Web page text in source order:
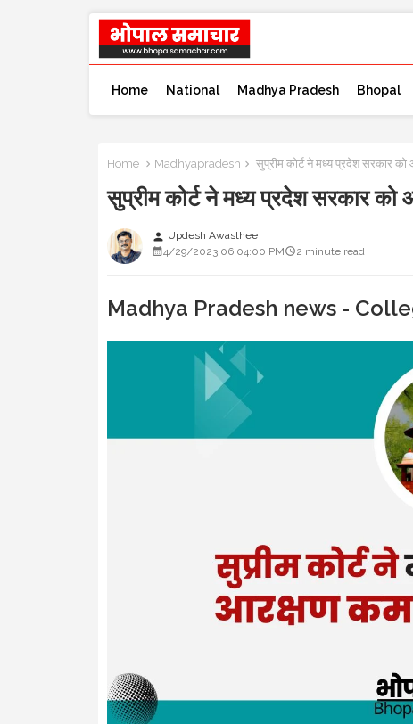
Home National Madhya Pradesh Bhopal
Home Madhyapradesh सुप्रीम कोर्ट ने मध्य प्रदेश सरकार
सुप्रीम कोर्ट ने मध्य प्रदेश सरकार
person Updesh Awasthee
4/29/2023 06:04:00 PM
2 minute read
Madhya Pradesh news -